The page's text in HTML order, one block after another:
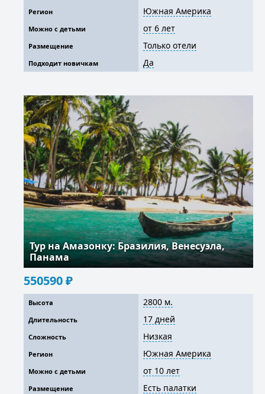
Регион Южная Америка
Можно с детьми от 6 лет
Размещение Только отели
Подходит новичкам Да
Тур на Амазонку: Бразилия, Венесуэла,
Панама
550590₽
Высота 2800 м.
Длительность 17 дней
Сложность Низкая
Регион Южная Америка
Можно с детьми от 10 лет
Размещение Есть палатки